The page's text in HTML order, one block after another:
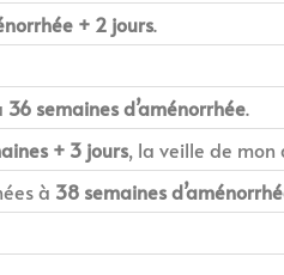
+ 2 jours.
36 semaines d’aménorrhée.
+ 3 jours, la veille de mon
à 38 semaines